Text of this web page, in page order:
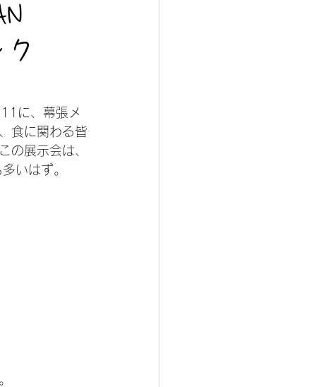
に、幕張メ
食に関わる皆
の展示会は、
いはず。